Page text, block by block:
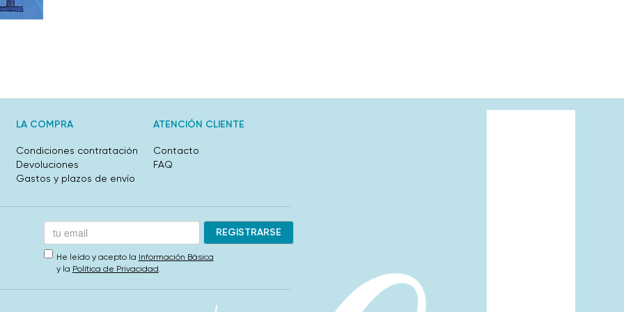
LA COMPRA
Condiciones contratación
Devoluciones
Gastos y plazos de envío
ATENCIÓN CLIENTE
Contacto
FAQ
He leído y acepto la Información Básica
y la Política de Privacidad.